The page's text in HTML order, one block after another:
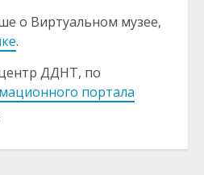
о Виртуальном музее,
.
ДДНТ, по
портала